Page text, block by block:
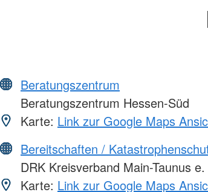
Beratungszentrum
Beratungszentrum Hessen-Süd
Karte: Link zur Google Maps
Bereitschaften /
DRK Kreisverband Main-Taunus e.
Karte: Link zur Google Maps